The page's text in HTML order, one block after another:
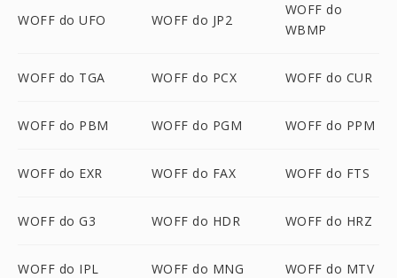
WOFF do UFO WOFF do JP2
WOFF do
WBMP
WOFF do TGA WOFF do PCX WOFF do CUR
WOFF do PBM WOFF do PGM WOFF do PPM
WOFF do EXR WOFF do FAX WOFF do FTS
WOFF do G3 WOFF do HDR WOFF do HRZ
WOFF do IPL WOFF do MNG WOFF do MTV